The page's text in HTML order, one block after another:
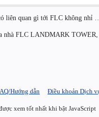
liên quan gì tới FLC không
nhà FLC LANDMARK
Hướng dẫn Điều khoản Dịch
xem tốt nhất khi bật JavaScript